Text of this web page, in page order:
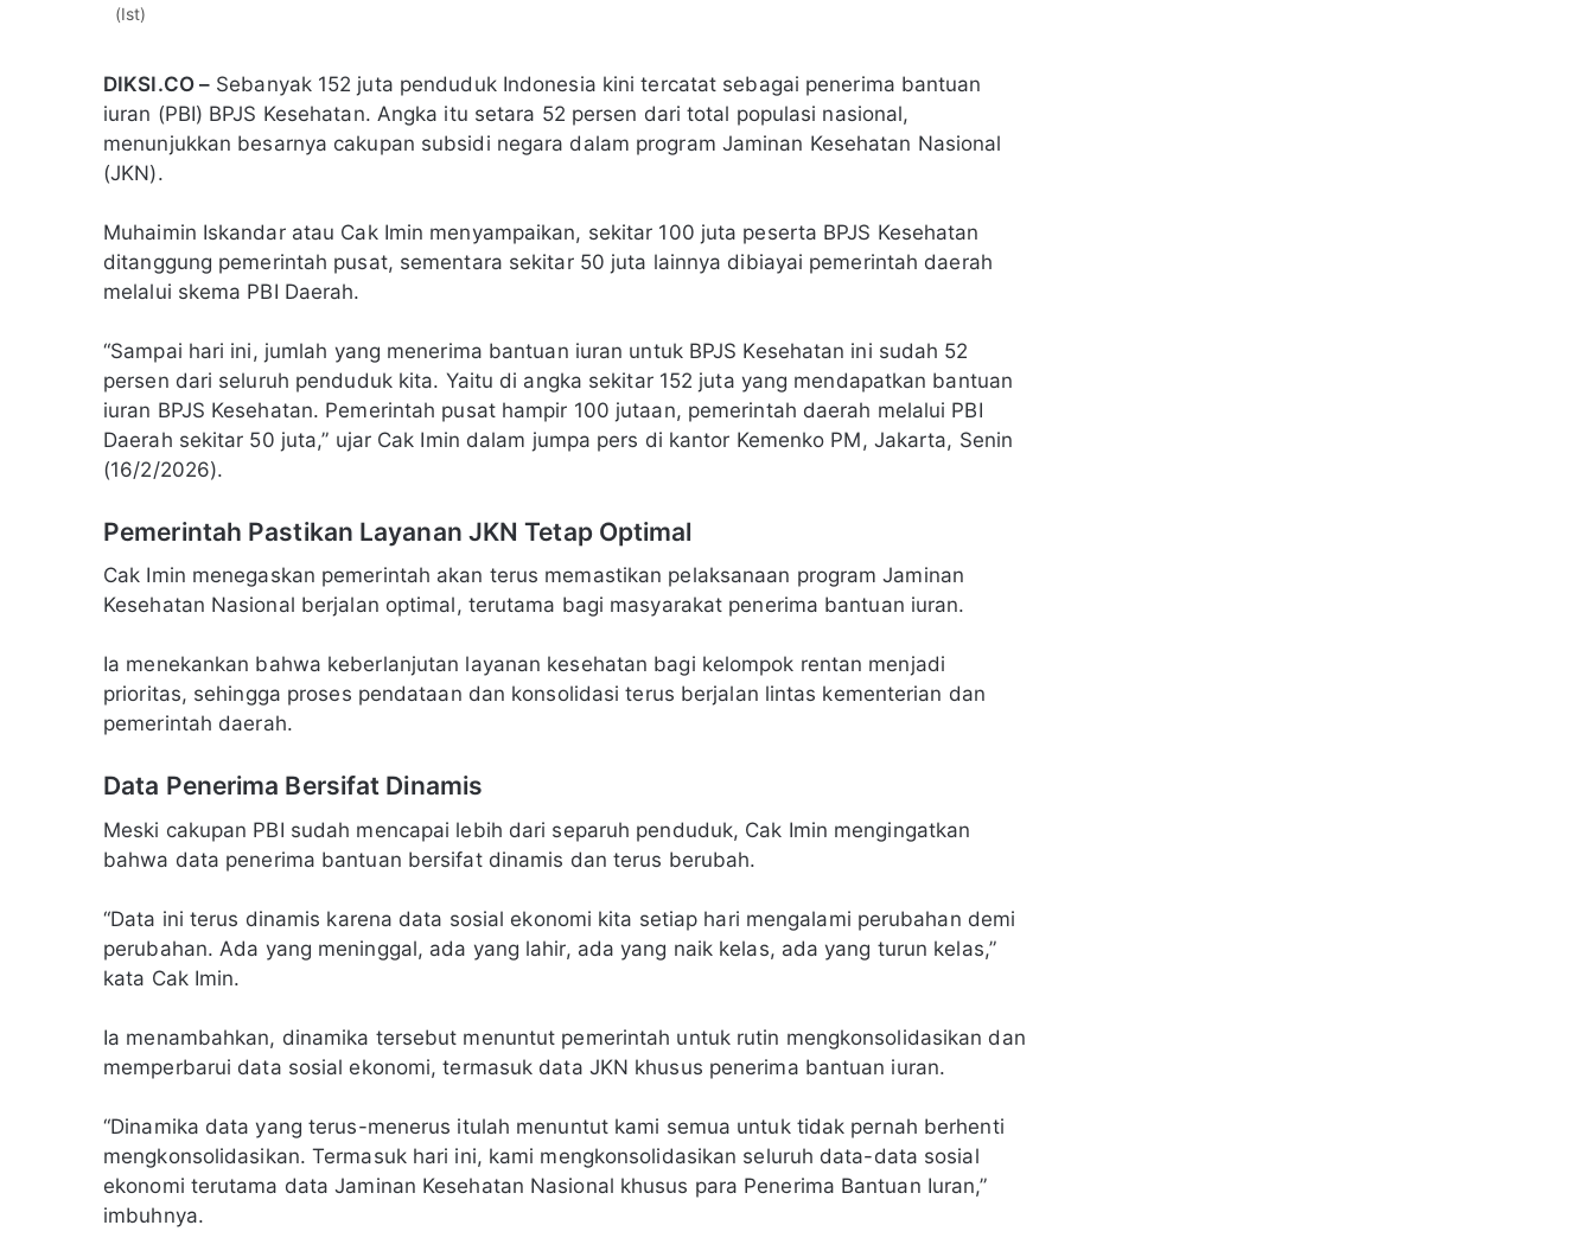
(Ist)
DIKSI.CO – Sebanyak 152 juta penduduk Indonesia kini tercatat sebagai penerima bantuan
iuran (PBI) BPJS Kesehatan. Angka itu setara 52 persen dari total populasi nasional,
menunjukkan besarnya cakupan subsidi negara dalam program Jaminan Kesehatan Nasional
(JKN).
Muhaimin Iskandar atau Cak Imin menyampaikan, sekitar 100 juta peserta BPJS Kesehatan
ditanggung pemerintah pusat, sementara sekitar 50 juta lainnya dibiayai pemerintah daerah
melalui skema PBI Daerah.
“Sampai hari ini, jumlah yang menerima bantuan iuran untuk BPJS Kesehatan ini sudah 52
persen dari seluruh penduduk kita. Yaitu di angka sekitar 152 juta yang mendapatkan bantuan
iuran BPJS Kesehatan. Pemerintah pusat hampir 100 jutaan, pemerintah daerah melalui PBI
Daerah sekitar 50 juta,” ujar Cak Imin dalam jumpa pers di kantor Kemenko PM, Jakarta, Senin
(16/2/2026).
Pemerintah Pastikan Layanan JKN Tetap Optimal
Cak Imin menegaskan pemerintah akan terus memastikan pelaksanaan program Jaminan
Kesehatan Nasional berjalan optimal, terutama bagi masyarakat penerima bantuan iuran.
Ia menekankan bahwa keberlanjutan layanan kesehatan bagi kelompok rentan menjadi
prioritas, sehingga proses pendataan dan konsolidasi terus berjalan lintas kementerian dan
pemerintah daerah.
Data Penerima Bersifat Dinamis
Meski cakupan PBI sudah mencapai lebih dari separuh penduduk, Cak Imin mengingatkan
bahwa data penerima bantuan bersifat dinamis dan terus berubah.
“Data ini terus dinamis karena data sosial ekonomi kita setiap hari mengalami perubahan demi
perubahan. Ada yang meninggal, ada yang lahir, ada yang naik kelas, ada yang turun kelas,”
kata Cak Imin.
Ia menambahkan, dinamika tersebut menuntut pemerintah untuk rutin mengkonsolidasikan dan
memperbarui data sosial ekonomi, termasuk data JKN khusus penerima bantuan iuran.
“Dinamika data yang terus-menerus itulah menuntut kami semua untuk tidak pernah berhenti
mengkonsolidasikan. Termasuk hari ini, kami mengkonsolidasikan seluruh data-data sosial
ekonomi terutama data Jaminan Kesehatan Nasional khusus para Penerima Bantuan Iuran,”
imbuhnya.